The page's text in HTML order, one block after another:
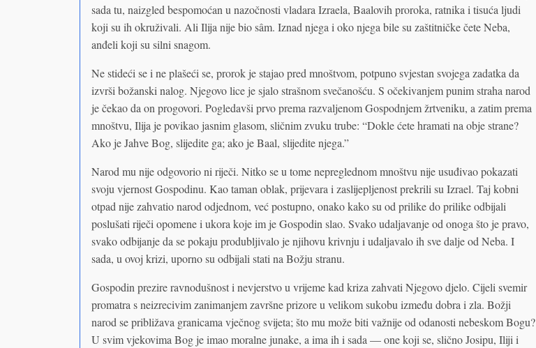
sada tu, naizgled bespomoćan u nazočnosti vladara Izraela, Baalovih proroka, ratnika i tisuća ljudi
koji su ih okruživali. Ali Ilija nije bio sâm. Iznad njega i oko njega bile su zaštitničke čete Neba,
anđeli koji su silni snagom.
Ne stideći se i ne plašeći se, prorok je stajao pred mnoštvom, potpuno svjestan svojega zadatka da
izvrši božanski nalog. Njegovo lice je sjalo strašnom svečanošću. S očekivanjem punim straha narod
je čekao da on progovori. Pogledavši prvo prema razvaljenom Gospodnjem žrtveniku, a zatim prema
mnoštvu, Ilija je povikao jasnim glasom, sličnim zvuku trube: “Dokle ćete hramati na obje strane?
Ako je Jahve Bog, slijedite ga; ako je Baal, slijedite njega.”
Narod mu nije odgovorio ni riječi. Nitko se u tome nepreglednom mnoštvu nije usuđivao pokazati
svoju vjernost Gospodinu. Kao taman oblak, prijevara i zaslijepljenost prekrili su Izrael. Taj kobni
otpad nije zahvatio narod odjednom, već postupno, onako kako su od prilike do prilike odbijali
poslušati riječi opomene i ukora koje im je Gospodin slao. Svako udaljavanje od onoga što je pravo,
svako odbijanje da se pokaju produbljivalo je njihovu krivnju i udaljavalo ih sve dalje od Neba. I
sada, u ovoj krizi, uporno su odbijali stati na Božju stranu.
Gospodin prezire ravnodušnost i nevjerstvo u vrijeme kad kriza zahvati Njegovo djelo. Cijeli svemir
promatra s neizrecivim zanimanjem završne prizore u velikom sukobu između dobra i zla. Božji
narod se približava granicama vječnog svijeta; što mu može biti važnije od odanosti nebeskom Bogu?
U svim vjekovima Bog je imao moralne junake, a ima ih i sada — one koji se, slično Josipu, Iliji i